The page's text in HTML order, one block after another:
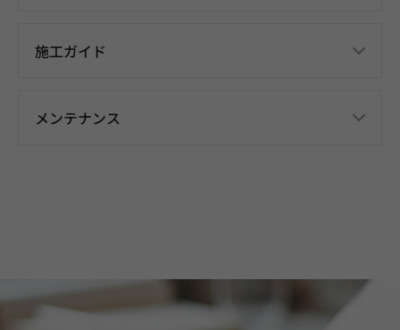
施工ガイド
メンテナンス